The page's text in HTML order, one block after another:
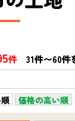
件 31件〜60件
価格の高い順